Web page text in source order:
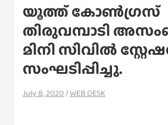
യൂത്ത് കോൺഗ്രസ്
തിരുവമ്പാടി
മിനി സിവിൽ
സംഘടിപ്പിച്ചു.
July 8, 2020 WEB DESK